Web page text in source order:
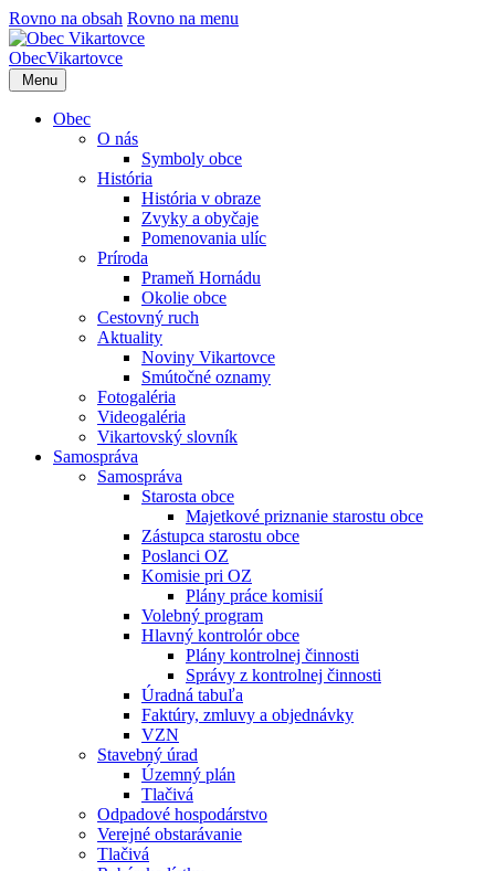
Rovno na obsah Rovno na menu
ObecVikartovce
Menu
Obec
O nás
Symboly obce
História
História v obraze
Zvyky a obyčaje
Pomenovania ulíc
Príroda
Prameň Hornádu
Okolie obce
Cestovný ruch
Aktuality
Noviny Vikartovce
Smútočné oznamy
Fotogaléria
Videogaléria
Vikartovský slovník
Samospráva
Samospráva
Starosta obce
Majetkové priznanie starostu obce
Zástupca starostu obce
Poslanci OZ
Komisie pri OZ
Plány práce komisií
Volebný program
Hlavný kontrolór obce
Plány kontrolnej činnosti
Správy z kontrolnej činnosti
Úradná tabuľa
Faktúry, zmluvy a objednávky
VZN
Stavebný úrad
Územný plán
Tlačivá
Odpadové hospodárstvo
Verejné obstarávanie
Tlačivá